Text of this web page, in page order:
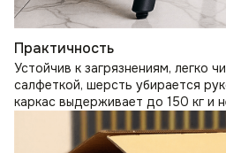
Практичность
Устойчив к загрязнениям, легко
салфеткой, шерсть убирается
каркас выдерживает до 150 кг и